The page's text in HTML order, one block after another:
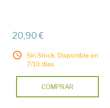
20,90 €
Sin Stock. Disponible en
7/10 días.
COMPRAR